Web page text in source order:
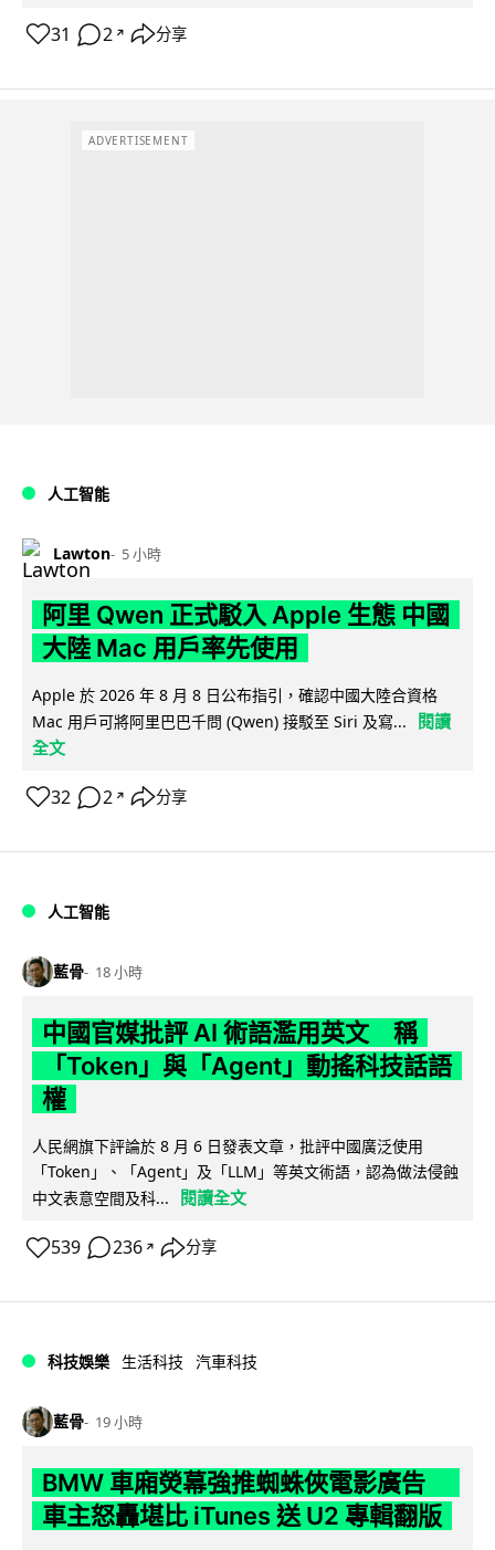
31 2 ↗ 分享
ADVERTISEMENT
人工智能
Lawton 5 小時
阿里 Qwen 正式駁入 Apple 生態 中國
大陸 Mac 用戶率先使用
Apple 於 2026 年 8 月 8 日公布指引，確認中國大陸合資格
Mac 用戶可將阿里巴巴千問 (Qwen) 接駁至 Siri 及寫...
閱讀
全文
32 2 ↗ 分享
人工智能
藍骨 18 小時
中國官媒批評 AI 術語濫用英文 稱
「Token」與「Agent」動搖科技話語
權
人民網旗下評論於 8 月 6 日發表文章，批評中國廣泛使用
「Token」、「Agent」及「LLM」等英文術語，認為做法侵蝕
中文表意空間及科...
閱讀全文
539 236 ↗ 分享
科技娛樂 生活科技 汽車科技
藍骨 19 小時
BMW 車廂熒幕強推蜘蛛俠電影廣告
車主怒轟堪比 iTunes 送 U2 專輯翻版